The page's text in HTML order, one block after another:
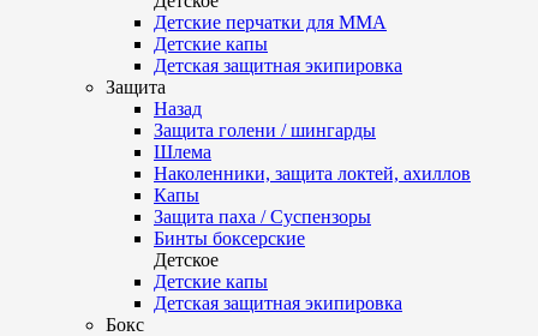
Детские перчатки для ММА
Детские капы
Детская защитная экипировка
Защита
Назад
Защита голени / шингарды
Шлема
Наколенники, защита локтей, ахиллов
Капы
Защита паха / Суспензоры
Бинты боксерские
Детское
Детские капы
Детская защитная экипировка
Бокс